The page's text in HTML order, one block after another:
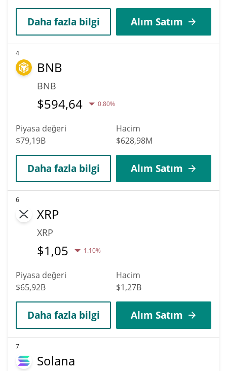
Daha fazla bilgi Alım Satım
4
BNB
BNB
$594,64 0.80%
Piyasa değeri
$79,19B
Hacim
$628,98M
Daha fazla bilgi Alım Satım
6
XRP
XRP
$1,05 1.10%
Piyasa değeri
$65,92B
Hacim
$1,27B
Daha fazla bilgi Alım Satım
7
Solana